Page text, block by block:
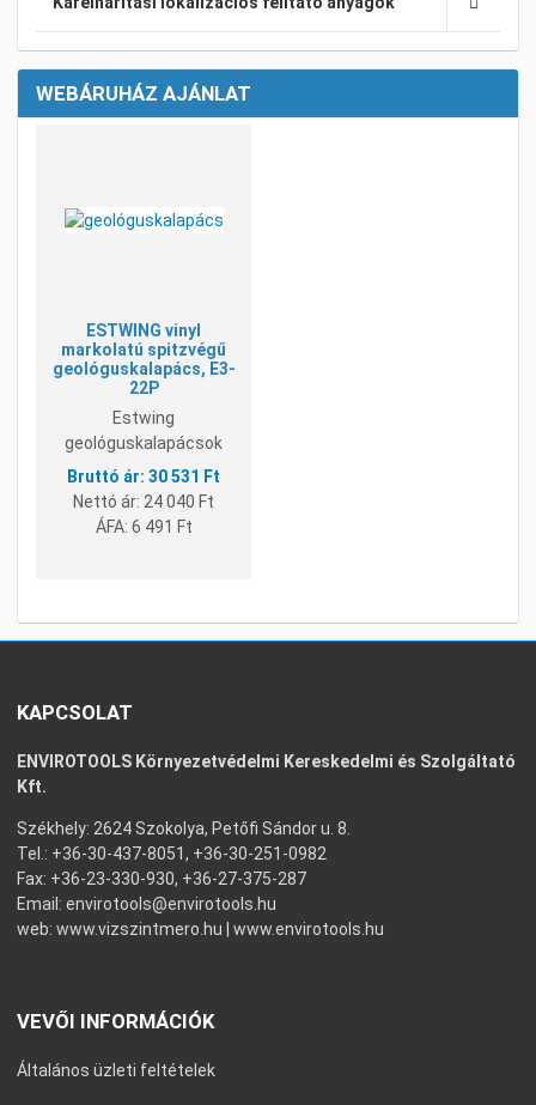
WEBÁRUHÁZ AJÁNLAT
ESTWING vinyl
markolatú spitzvégű
geológuskalapács, E3-
22P
Estwing
geológuskalapácsok
30 531 Ft
Nettó ár: 24 040 Ft
ÁFA: 6 491 Ft
KAPCSOLAT
ENVIROTOOLS Környezetvédelmi Kereskedelmi és Szolgáltató
Kft.
Székhely: 2624 Szokolya, Petőfi Sándor u. 8.
Tel.: +36-30-437-8051, +36-30-251-0982
Fax: +36-23-330-930, +36-27-375-287
Email: envirotools@envirotools.hu
web: www.vizszintmero.hu www.envirotools.hu
VEVŐI INFORMÁCIÓK
Általános üzleti feltételek